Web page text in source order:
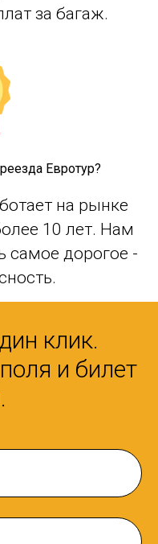
за багаж.
Евротур?
на рынке
10 лет. Нам
самое дорогое -
клик.
и билет